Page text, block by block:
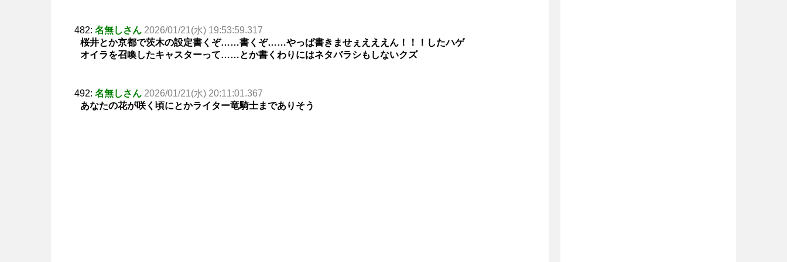
482: 名無しさん 2026/01/21(水) 19:53:59.317
桜井とか京都で茨木の設定書くぞ……書くぞ……やっぱ書きませぇえええん！！！したハゲ
オイラを召喚したキャスターって……とか書くわりにはネタバラシもしないクズ
492: 名無しさん 2026/01/21(水) 20:11:01.367
あなたの花が咲く頃にとかライター竜騎士までありそう